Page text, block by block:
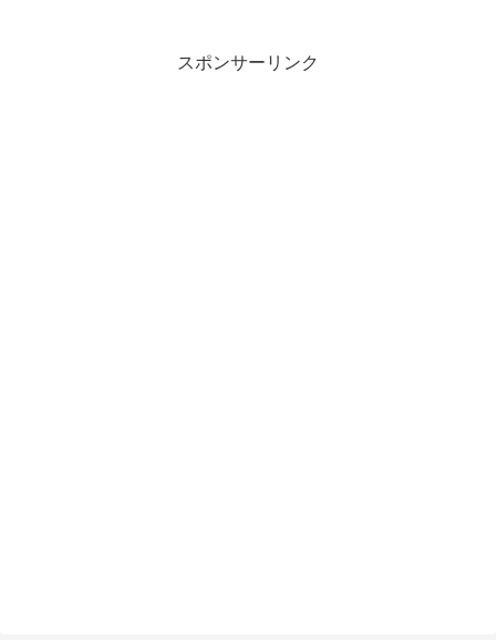
スポンサーリンク